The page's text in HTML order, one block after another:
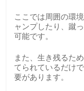
ここでは周囲の環
ャンプしたり、蹴
可能です。
また、生き残るた
てられているだけ
要があります。